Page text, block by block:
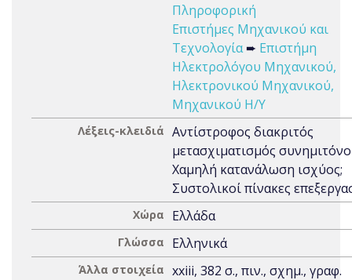
Πληροφορική
Επιστήμες Μηχανικού και
Τεχνολογία➨ Επιστήμη
Ηλεκτρολόγου Μηχανικού,
Ηλεκτρονικού Μηχανικού,
Μηχανικού Η/Υ
Λέξεις-κλειδιά Αντίστροφος διακριτός
μετασχιματισμός
Χαμηλή κατανάλωση ισχύος;
Συστολικοί πίνακες
Χώρα Ελλάδα
Γλώσσα Ελληνικά
Άλλα στοιχεία xxiii, 382 σ., πιν., σχημ., γραφ.